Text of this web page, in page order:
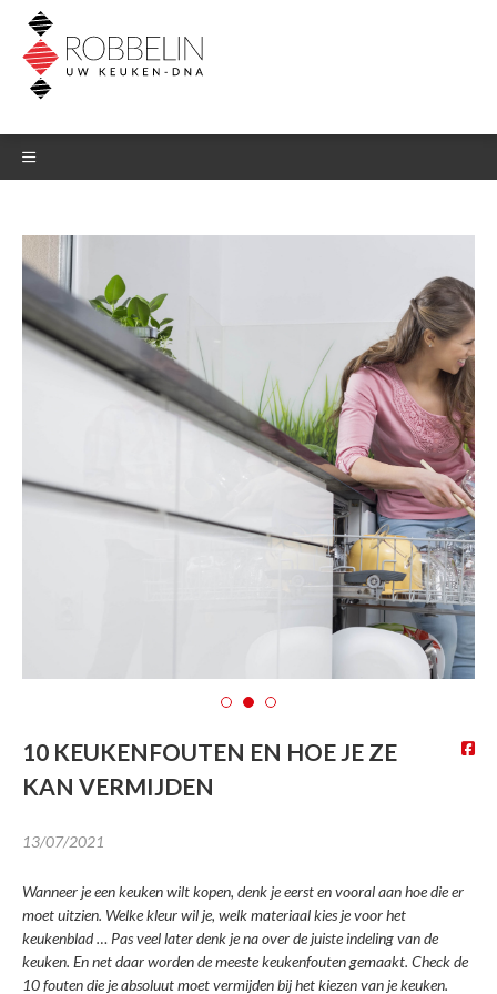
10 KEUKENFOUTEN EN HOE JE ZE
KAN VERMIJDEN
13/07/2021
Wanneer je een keuken wilt kopen, denk je eerst en vooral aan hoe die er
moet uitzien. Welke kleur wil je, welk materiaal kies je voor het
keukenblad … Pas veel later denk je na over de juiste indeling van de
keuken. En net daar worden de meeste keukenfouten gemaakt. Check de
10 fouten die je absoluut moet vermijden bij het kiezen van je keuken.
DOWNLOAD HET
download meteen het
belevingsboek.
beschreven in deprivacy policy
DOWNLOADEN